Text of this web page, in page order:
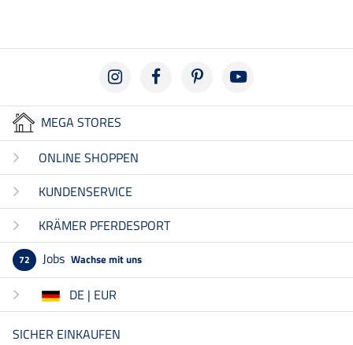
MEGA STORES
ONLINE SHOPPEN
KUNDENSERVICE
KRÄMER PFERDESPORT
72 Jobs Wachse mit uns
DE | EUR
SICHER EINKAUFEN